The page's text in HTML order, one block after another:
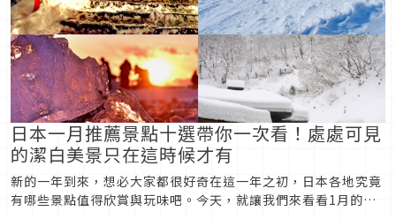
日本一月推薦景點十選帶你一次看！處處可見
的潔白美景只在這時候才有
新的一年到來，想必大家都很好奇在這一年之初，日本各地究竟
有哪些景點值得欣賞與玩味吧。今天，就讓我們來看看1月的日